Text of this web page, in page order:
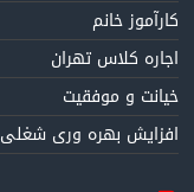
کارآموز خانم
اجاره کلاس تهران
خیانت و موفقیت
افزایش بهره وری شغلی